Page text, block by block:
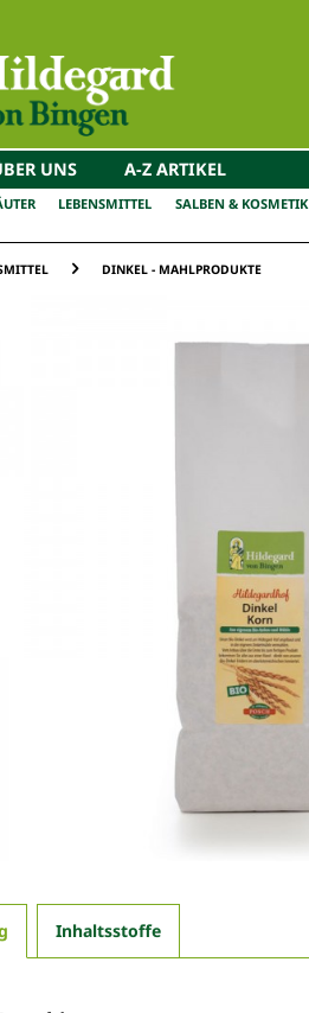
UNS A-Z ARTIKEL
LEBENSMITTEL SALBEN & KOSMETIK
DINKEL - MAHLPRODUKTE
Inhaltsstoffe